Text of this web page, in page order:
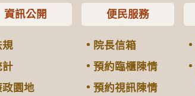
資訊公開
規
計
政園地
便民服務
院長信箱
預約臨櫃陳情
預約視訊陳情